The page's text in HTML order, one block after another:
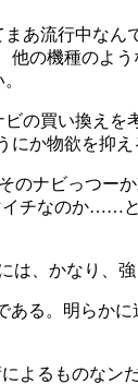
あ流行中なん
他の機種のよ
の買い換えを
か物欲を抑え
のナビっつー
イチなのか……
は、かなり、強
る。明らか
よるものなン